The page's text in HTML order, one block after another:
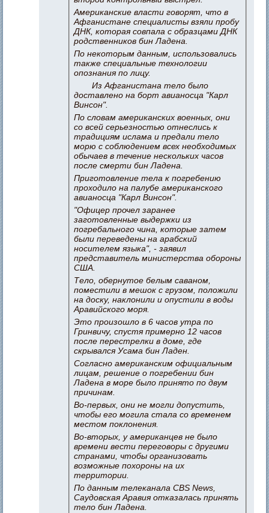
Американские власти говорят, что в
Афганистане специалисты взяли пробу
ДНК, которая совпала с образцами ДНК
родственников бин Ладена.
По некоторым данным, использовались
также специальные технологии
опознания по лицу.
Из Афганистана тело было
доставлено на борт авианосца "Карл
Винсон".
По словам американских военных, они
со всей серьезностью отнеслись к
традициям ислама и предали тело
морю с соблюдением всех необходимых
обычаев в течение нескольких часов
после смерти бин Ладена.
Приготовление тела к погребению
проходило на палубе американского
авианосца "Карл Винсон".
"Офицер прочел заранее
заготовленные выдержки из
погребального чина, которые затем
были переведены на арабский
носителем языка", - заявил
представитель министерства обороны
США.
Тело, обернутое белым саваном,
поместили в мешок с грузом, положили
на доску, наклонили и опустили в воды
Аравийского моря.
Это произошло в 6 часов утра по
Гринвичу, спустя примерно 12 часов
после перестрелки в доме, где
скрывался Усама бин Ладен.
Согласно американским официальным
лицам, решение о погребении бин
Ладена в море было принято по двум
причинам.
Во-первых, они не могли допустить,
чтобы его могила стала со временем
местом поклонения.
Во-вторых, у американцев не было
времени вести переговоры с другими
странами, чтобы организовать
возможные похороны на их
территории.
По данным телеканала CBS News,
Саудовская Аравия отказалась принять
тело бин Ладена.